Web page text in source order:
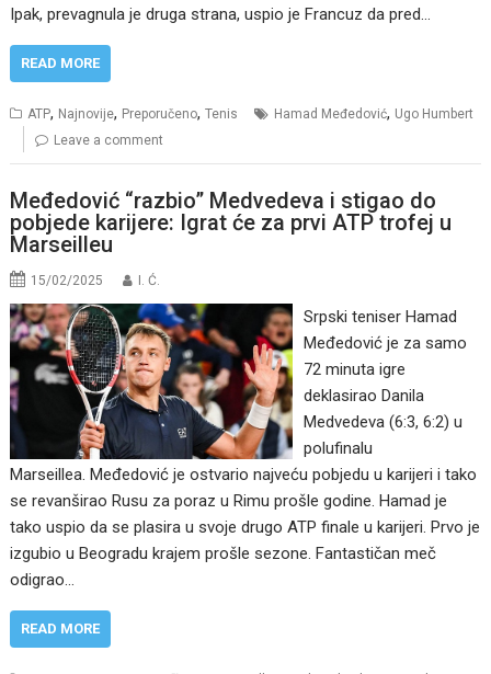
Ipak, prevagnula je druga strana, uspio je Francuz da pred…
READ MORE
ATP, Najnovije, Preporučeno,Tenis Hamad Međedović, Ugo Humbert
Leave a comment
Međedović “razbio” Medvedeva i stigao do
pobjede karijere: Igrat će za prvi ATP trofej u
Marseilleu
15/02/2025 I. Ć.
Srpski teniser Hamad
Međedović je za samo
72 minuta igre
deklasirao Danila
Medvedeva (6:3, 6:2) u
polufinalu
Marseillea. Međedović je ostvario najveću pobjedu u karijeri i tako
se revanširao Rusu za poraz u Rimu prošle godine. Hamad je
tako uspio da se plasira u svoje drugo ATP finale u karijeri. Prvo je
izgubio u Beogradu krajem prošle sezone. Fantastičan meč
odigrao…
READ MORE